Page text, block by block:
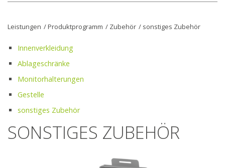
Information & Service
Aktuelles
Unternehmen
Kontakt
Leistungen /Produktprogramm / Zubehör / sonstiges Zubehör
Innenverkleidung
Ablageschränke
Monitorhalterungen
Gestelle
sonstiges Zubehör
SONSTIGES ZUBEHÖR